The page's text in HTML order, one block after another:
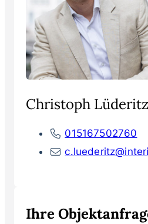
Christoph Lüderitz
015167502760
Ihre